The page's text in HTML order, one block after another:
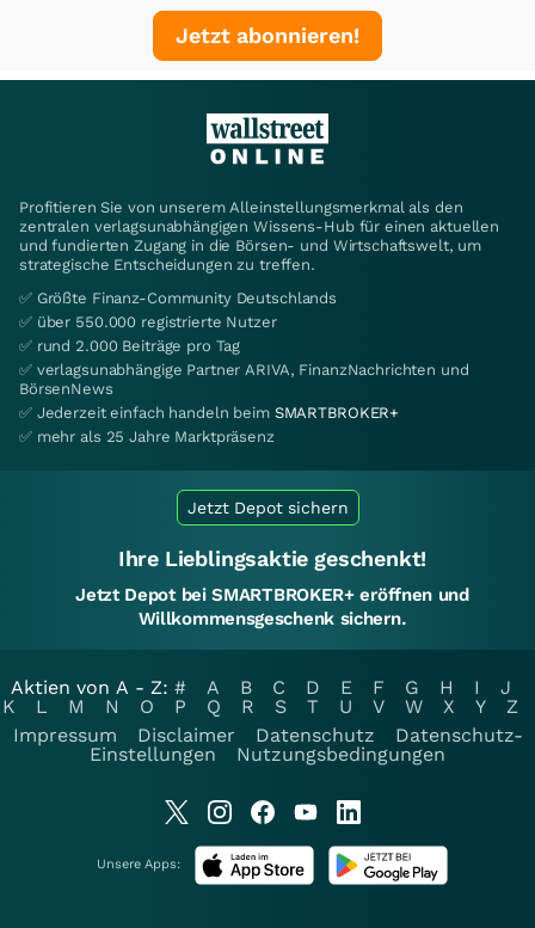
Jetzt abonnieren!
Profitieren Sie von unserem Alleinstellungsmerkmal als den
zentralen verlagsunabhängigen Wissens-Hub für einen aktuellen
und fundierten Zugang in die Börsen- und Wirtschaftswelt, um
strategische Entscheidungen zu treffen.
✅ Größte Finanz-Community Deutschlands
✅ über 550.000 registrierte Nutzer
✅ rund 2.000 Beiträge pro Tag
✅ verlagsunabhängige Partner ARIVA, FinanzNachrichten und
BörsenNews
✅ Jederzeit einfach handeln beim SMARTBROKER+
✅ mehr als 25 Jahre Marktpräsenz
Jetzt Depot sichern
Ihre Lieblingsaktie geschenkt!
Jetzt Depot bei SMARTBROKER+ eröffnen und
Willkommensgeschenk sichern.
Aktien von A - Z: # A B C D E F G H I
J
K
L M N O P Q R S T U V W X Y
Z
Impressum
Disclaimer Datenschutz
Datenschutz-
Einstellungen
Nutzungsbedingungen
Unsere Apps: